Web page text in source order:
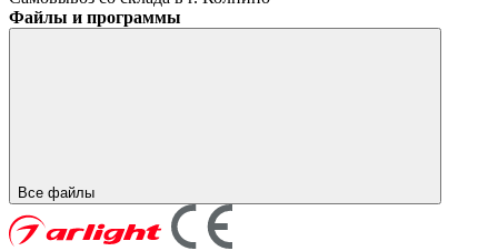
Файлы и программы
Все файлы